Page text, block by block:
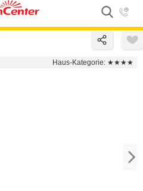
Haus-Kategorie: ★★★★